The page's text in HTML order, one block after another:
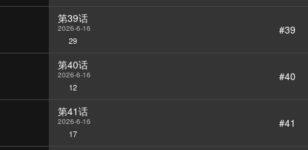
第39话
2026-6-16
29
#39
第40话
2026-6-16
12
#40
第41话
2026-6-16
17
#41